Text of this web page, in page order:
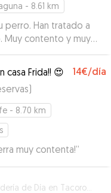
- 8.61 km
perro. Han tratado a
Muy contento y muy
ellos. Repetiré
casa Frida!! 😍 14€/día
)
- 8.70 km
muy contenta!”
de Día en Tacoronte